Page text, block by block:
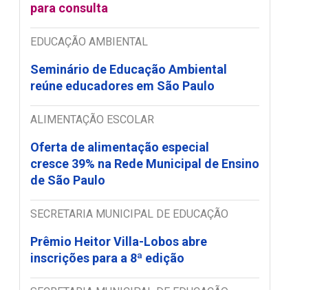
para consulta
EDUCAÇÃO AMBIENTAL
Seminário de Educação Ambiental
reúne educadores em São Paulo
ALIMENTAÇÃO ESCOLAR
Oferta de alimentação especial
cresce 39% na Rede Municipal de Ensino
de São Paulo
SECRETARIA MUNICIPAL DE EDUCAÇÃO
Prêmio Heitor Villa-Lobos abre
inscrições para a 8ª edição